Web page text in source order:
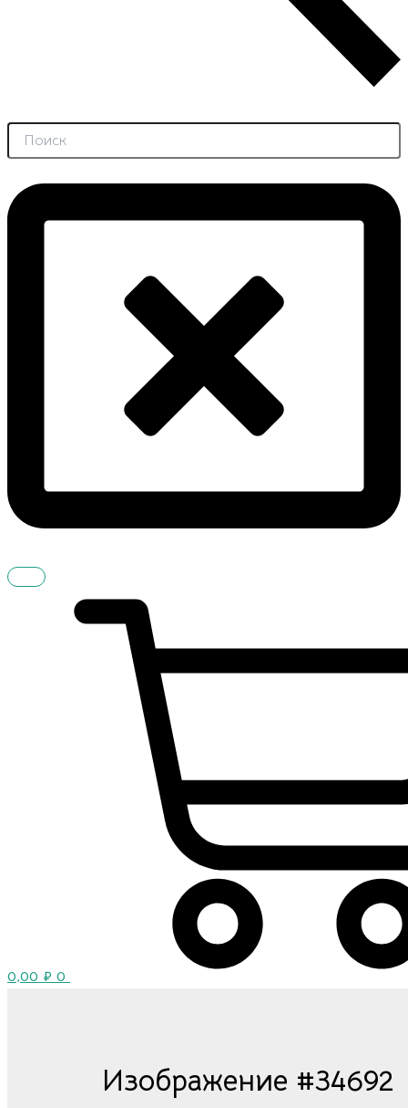
0,00 ₽ 0
Изображение #34692